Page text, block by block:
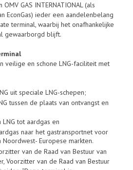
OMV GAS INTERNATIONAL (als
EconGas) ieder een aandelenbelang
terminal, waarbij het onafhankelijke
gewaarborgd blijft.
veilige en schone LNG-faciliteit met
uit speciale LNG-schepen;
tussen de plaats van ontvangst en
tot aardgas en
naar het gastransportnet voor
Europese markten.
van de Raad van Bestuur van
Voorzitter van de Raad van Bestuur